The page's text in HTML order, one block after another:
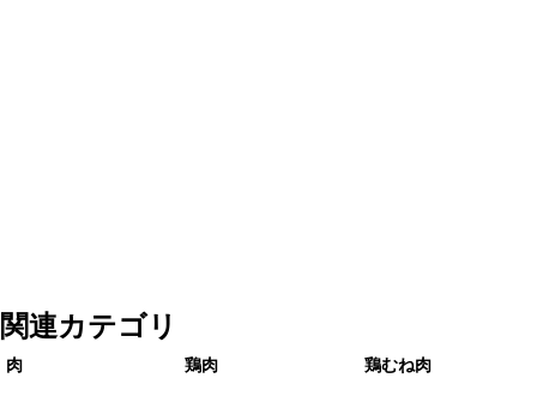
関連カテゴリ
肉 鶏肉 鶏むね肉